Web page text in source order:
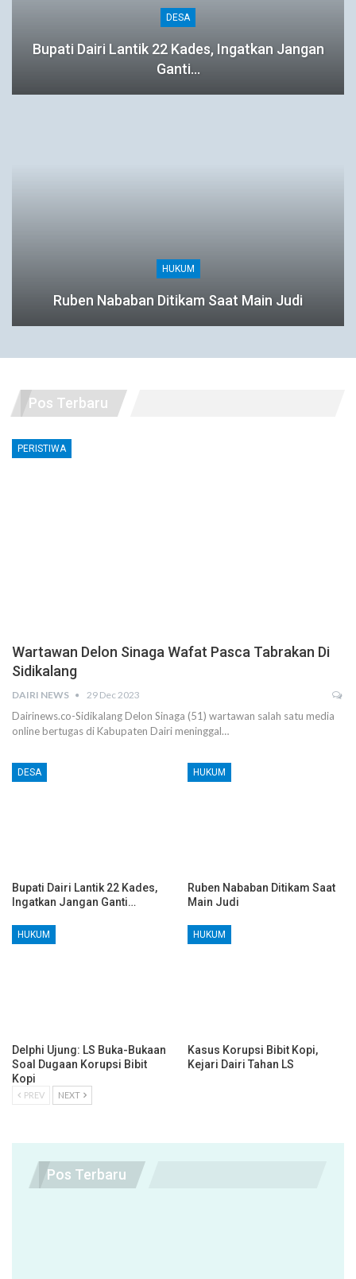
DESA
Bupati Dairi Lantik 22 Kades, Ingatkan Jangan
Ganti…
HUKUM
Ruben Nababan Ditikam Saat Main Judi
Pos Terbaru
PERISTIWA
Wartawan Delon Sinaga Wafat Pasca Tabrakan Di
Sidikalang
DAIRI NEWS 29 Dec 2023
Dairinews.co-Sidikalang Delon Sinaga (51) wartawan salah satu media
online bertugas di Kabupaten Dairi meninggal…
DESA
Bupati Dairi Lantik 22 Kades,
Ingatkan Jangan Ganti…
HUKUM
Ruben Nababan Ditikam Saat
Main Judi
HUKUM
Delphi Ujung: LS Buka-Bukaan
Soal Dugaan Korupsi Bibit
Kopi
HUKUM
Kasus Korupsi Bibit Kopi,
Kejari Dairi Tahan LS
PREV NEXT
Pos Terbaru